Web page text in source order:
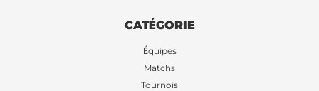
CATÉGORIE
Équipes
Matchs
Tournois